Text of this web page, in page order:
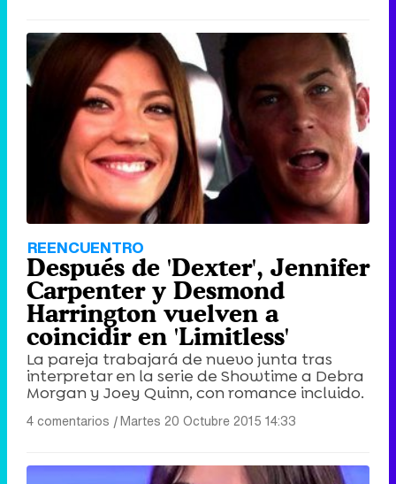
REENCUENTRO
Después de 'Dexter', Jennifer
Carpenter y Desmond
Harrington vuelven a
coincidir en 'Limitless'
La pareja trabajará de nuevo junta tras
interpretar en la serie de Showtime a Debra
Morgan y Joey Quinn, con romance incluido.
4 comentarios |Martes 20 Octubre 2015 14:33